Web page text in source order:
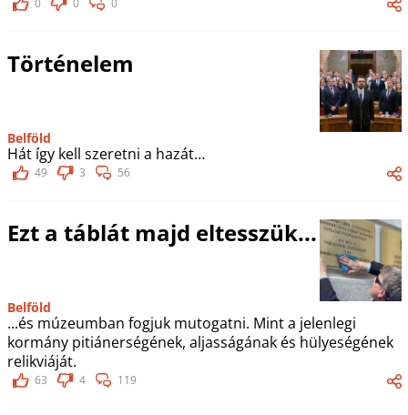
Történelem
Belföld
Hát így kell szeretni a hazát…
49 3 56
Ezt a táblát majd eltesszük...
Belföld
...és múzeumban fogjuk mutogatni. Mint a jelenlegi
kormány pitiánerségének, aljasságának és hülyeségének
relikviáját.
63 4 119